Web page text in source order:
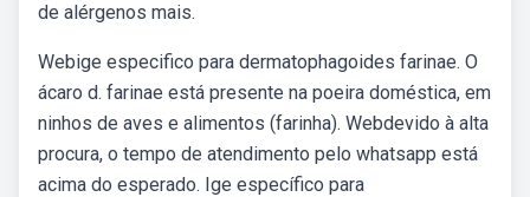
de alérgenos mais.
Webige especifico para dermatophagoides farinae. O
ácaro d. farinae está presente na poeira doméstica, em
ninhos de aves e alimentos (farinha). Webdevido à alta
procura, o tempo de atendimento pelo whatsapp está
acima do esperado. Ige específico para